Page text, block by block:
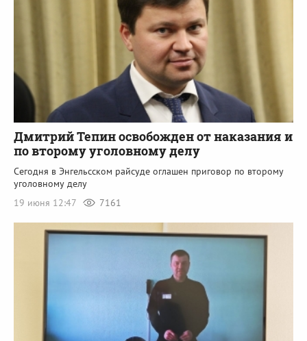
Дмитрий Тепин освобожден от наказания и
по второму уголовному делу
Сегодня в Энгельсском райсуде оглашен приговор по второму
уголовному делу
19 июня 12:47
7161